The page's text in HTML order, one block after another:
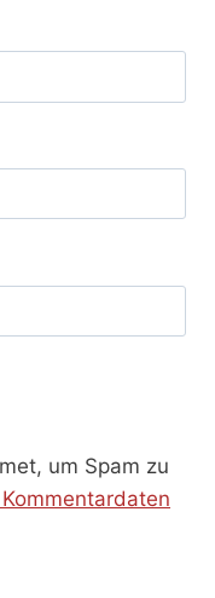
um Spam zu